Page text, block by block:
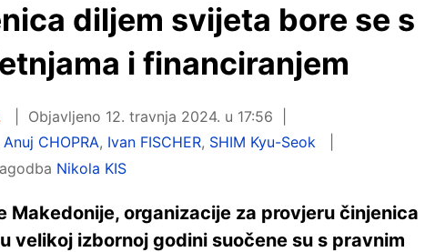
diljem svijeta bore se s
i financiranjem
Objavljeno 12. travnja 2024. u 17:56
Anuj CHOPRA, Ivan FISCHER, SHIM Kyu-Seok
Nikola KIS
Makedonije, organizacije za provjeru činjenica
velikoj izbornoj godini suočene su s pravnim